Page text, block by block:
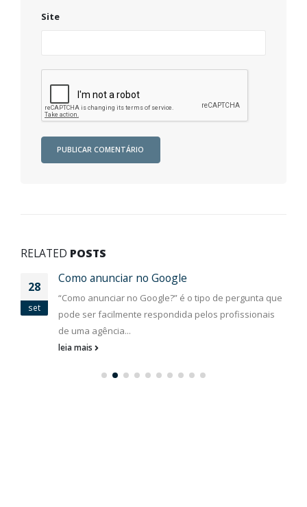
Site
RELATED POSTS
28
set
Como anunciar no Google
“Como anunciar no Google?” é o tipo de pergunta que
pode ser facilmente respondida pelos profissionais
de uma agência...
leia mais